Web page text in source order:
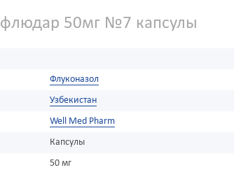
флюдар 50мг №7 капсулы
Флуконазол
Узбекистан
Well Med Pharm
Капсулы
50 мг